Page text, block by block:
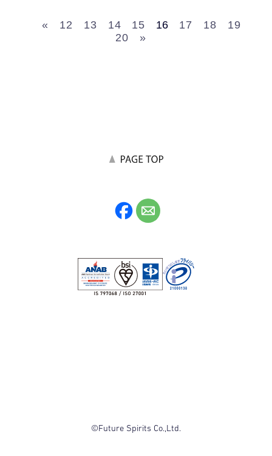
« 12 13 14 15 16 17 18
19
20
»
©Future Spirits Co.,Ltd.